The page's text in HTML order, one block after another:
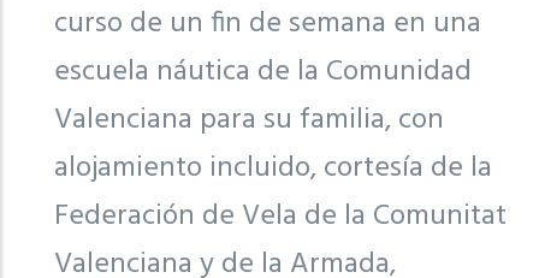
curso de un fin de semana en una
escuela náutica de la Comunidad
Valenciana para su familia, con
alojamiento incluido, cortesía de la
Federación de Vela de la Comunitat
Valenciana y de la Armada,